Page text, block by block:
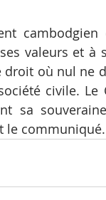
valeurs et à
droit où nul ne
civile. Le
sa
le communiqué.